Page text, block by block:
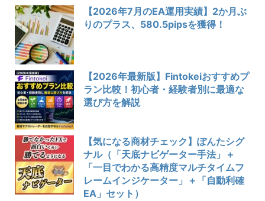
【2026年7月のEA運用実績】2か月ぶ
りのプラス、580.5pipsを獲得！
【2026年最新版】Fintokeiおすすめプ
ラン比較！初心者・経験者別に最適な
選び方を解説
【気になる商材チェック】ぽんたシグ
ナル（「天底ナビゲーター手法」＋
「一目でわかる高精度マルチタイムフ
レームインジケーター」＋「自動利確
EA」セット）